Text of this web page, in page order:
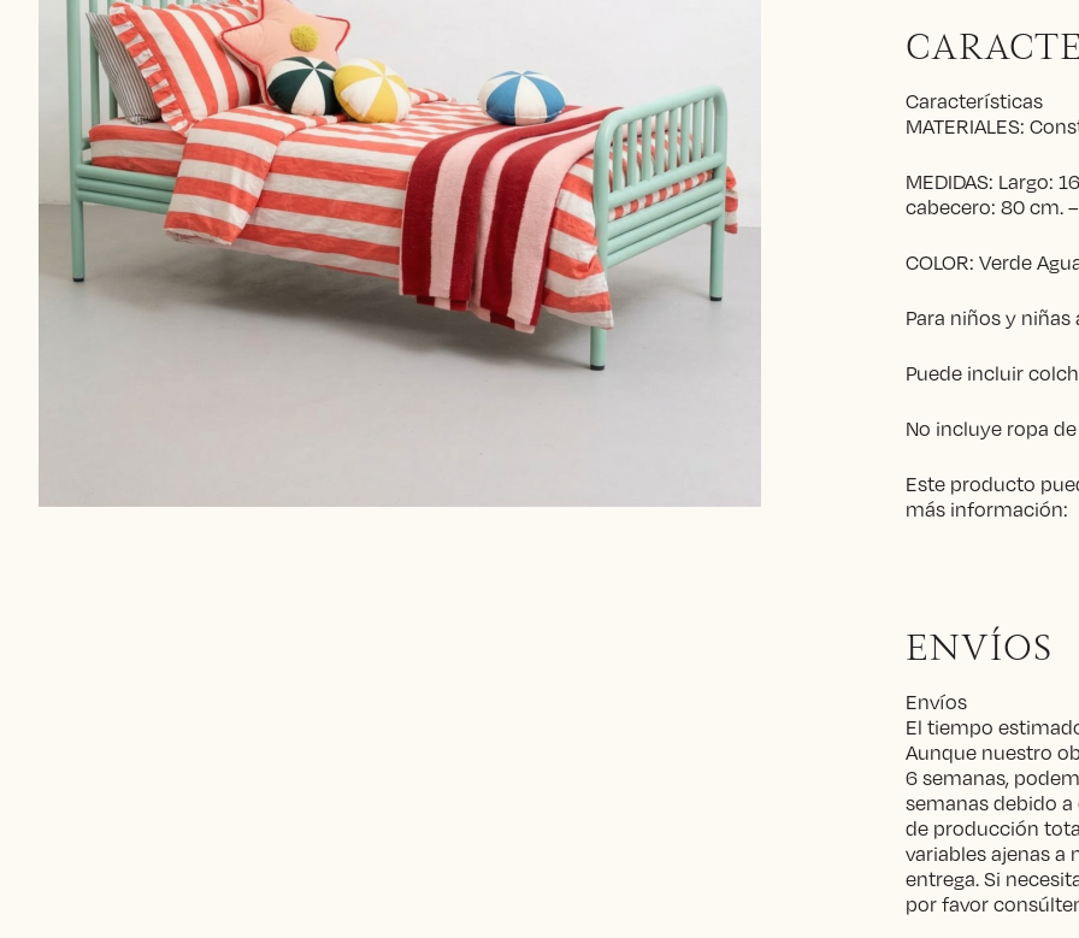
Características
MATERIALES:
MEDIDAS: Largo:
cabecero: 80 cm.
COLOR: Verde
Para niños y
Puede incluir
No incluye ropa
Este producto
más información:
ENVÍOS
Envíos
El tiempo
Aunque nuestro
6 semanas,
semanas debido
de producción
variables ajenas a
entrega. Si
por favor